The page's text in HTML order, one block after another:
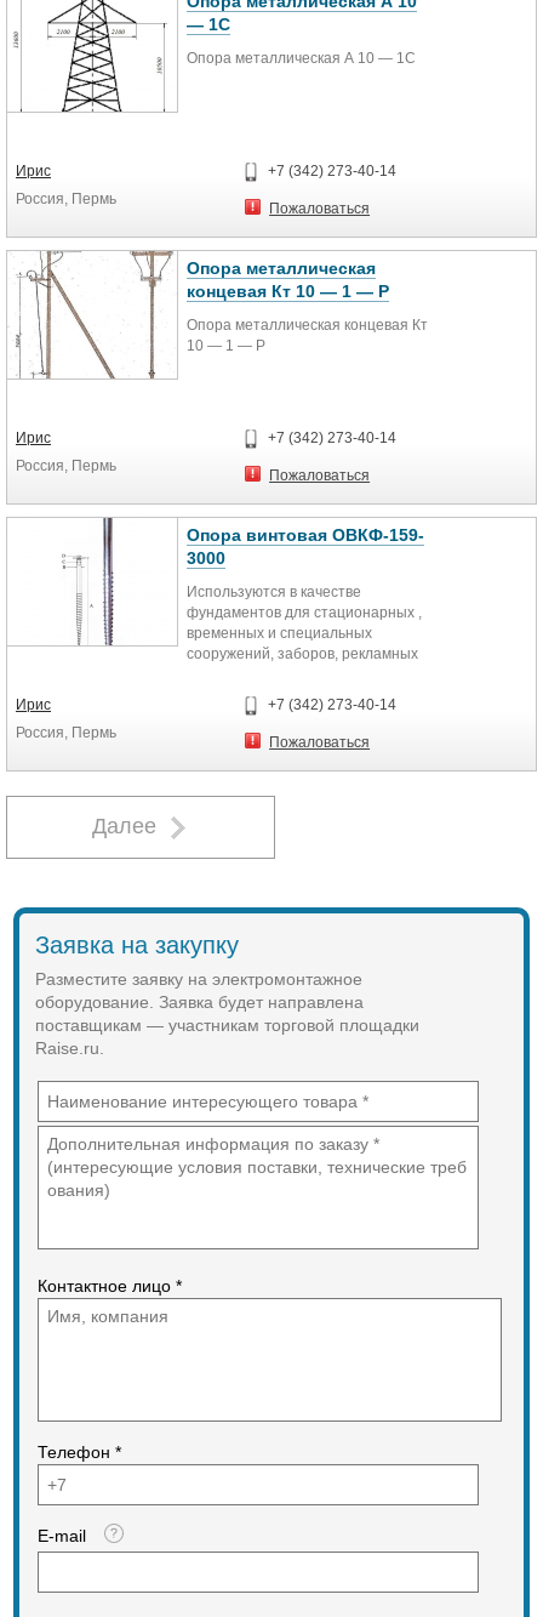
— 1С
Опора металлическая А 10 — 1С
Ирис
Россия, Пермь
+7 (342) 273-40-14
Пожаловаться
Опора металлическая
концевая Кт 10 — 1 — Р
Опора металлическая концевая Кт
10 — 1 — Р
Ирис
Россия, Пермь
+7 (342) 273-40-14
Пожаловаться
Опора винтовая ОВКФ-159-
3000
Используются в качестве
фундаментов для стационарных ,
временных и специальных
сооружений, заборов, рекламных
откосов, при возведении причалов,
мостов и т.п.
Ирис
Россия, Пермь
+7 (342) 273-40-14
Пожаловаться
Далее
Заявка на закупку
Разместите заявку на электромонтажное
оборудование. Заявка будет направлена
поставщикам — участникам торговой площадки
Raise.ru.
Контактное лицо *
Телефон *
E-mail